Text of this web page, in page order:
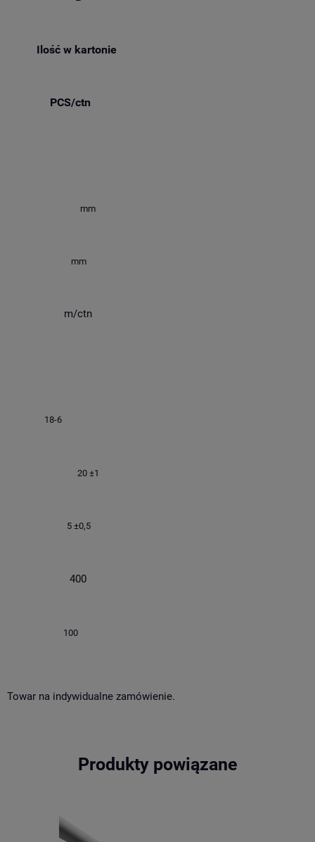
Ilość w kartonie
PCS/ctn
mm
mm
m/ctn
18-6
20 ±1
5 ±0,5
400
100
Towar na indywidualne zamówienie.
Produkty powiązane